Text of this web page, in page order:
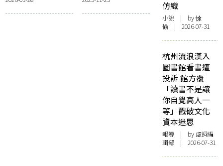
本〉
仿織
小說 | by 悇
愉 | 2026-07-31
杭州流浪漢入
圖書館看書遭
投訴 館方覆
「讀書不是讓
你自覺高人一
等」戳破文化
資本迷思
報導 | by 虛詞編
輯部 | 2026-07-31